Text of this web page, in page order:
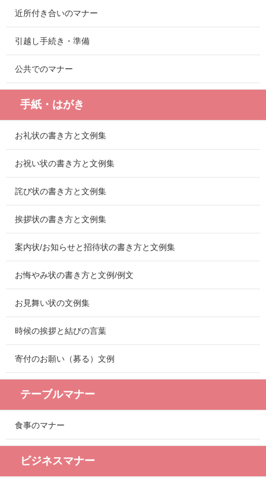
近所付き合いのマナー
引越し手続き・準備
公共でのマナー
手紙・はがき
お礼状の書き方と文例集
お祝い状の書き方と文例集
詫び状の書き方と文例集
挨拶状の書き方と文例集
案内状/お知らせと招待状の書き方と文例集
お悔やみ状の書き方と文例/例文
お見舞い状の文例集
時候の挨拶と結びの言葉
寄付のお願い（募る）文例
テーブルマナー
食事のマナー
ビジネスマナー